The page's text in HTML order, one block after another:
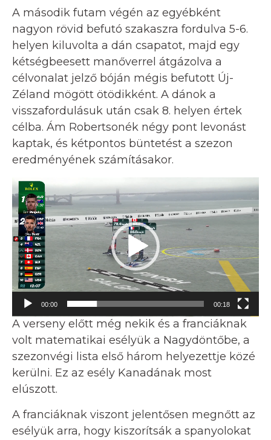
A második futam végén az egyébként
nagyon rövid befutó szakaszra fordulva 5-6.
helyen kiluvolta a dán csapatot, majd egy
kétségbeesett manőverrel átgázolva a
célvonalat jelző bóján mégis befutott Új-
Zéland mögött ötödikként. A dánok a
visszafordulásuk után csak 8. helyen értek
célba. Ám Robertsonék négy pont levonást
kaptak, és kétpontos büntetést a szezon
eredményének számításakor.
Videólejátszó
00:00 00:18
A verseny előtt még nekik és a franciáknak
volt matematikai esélyük a Nagydöntőbe, a
szezonvégi lista első három helyezettje közé
kerülni. Ez az esély Kanadának most
elúszott.
A franciáknak viszont jelentősen megnőtt az
esélyük arra, hogy kiszorítsák a spanyolokat